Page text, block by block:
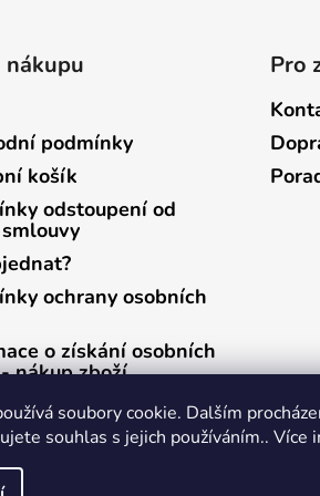
soubory cookie. Dalším
souhlas s jejich používáním.. Více
nákupu
podmínky
košík
odstoupení od
ochrany osobních
o získání osobních
nákup zboží
o získání osobních
zasílání newsletterů
Pro